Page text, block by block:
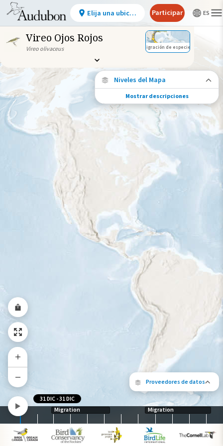
Vireo Ojos Rojos
Vireo olivaceus Migración de especies
Proveedores de datos
Los siguientes socios contribuyeron
Niveles del Mapa
Migración de especies
Vea dónde viaja esta especie durante todo
el año.
Ave monitoreada
individualmente (alta
precisión)
Viaje de un pájaro rastreado
Abundancia de esta especie
Muy bajo Bajo
Gama de especies por estación
Gama de verano
Rango de invierno
Rango a lo largo del año
Mostrar descripciones
Migration Migration
31 DIC -31 DIC
Elija una ubicación Participar